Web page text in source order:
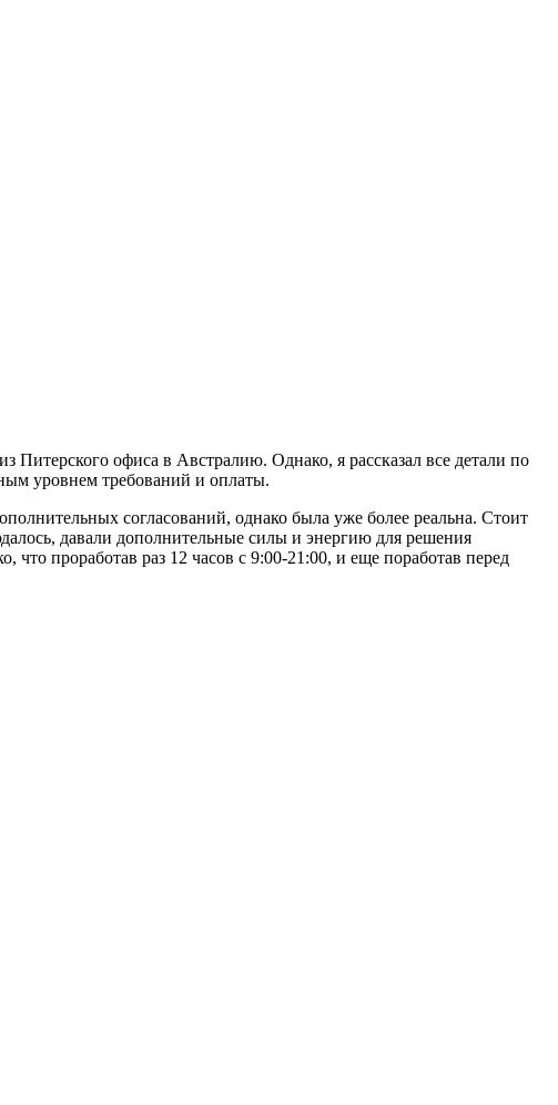
Питерского офиса в Австралию. Однако, я рассказал все детали по
уровнем требований и оплаты.
согласований, однако была уже более реальна. Стоит
давали дополнительные силы и энергию для решения
что проработав раз 12 часов с 9:00-21:00, и еще поработав перед